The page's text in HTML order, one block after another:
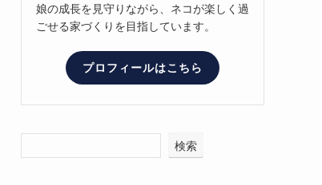
娘の成長を見守りながら、ネコが楽しく過
ごせる家づくりを目指しています。
プロフィールはこちら
検索